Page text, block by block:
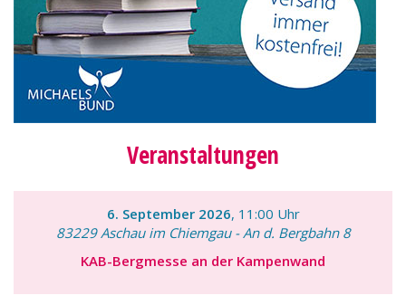
Veranstaltungen
6. September 2026, 11:00 Uhr
83229 Aschau im Chiemgau - An d. Bergbahn 8
KAB-Bergmesse an der Kampenwand